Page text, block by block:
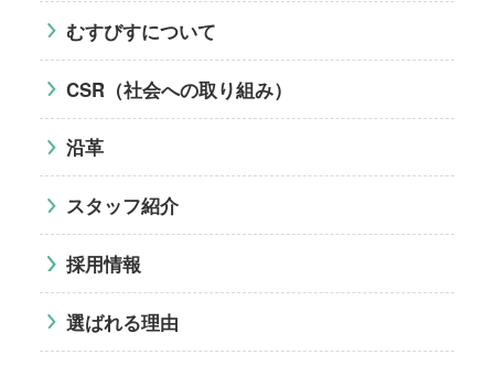
むすびすについて
CSR（社会への取り組み）
沿革
スタッフ紹介
採用情報
選ばれる理由